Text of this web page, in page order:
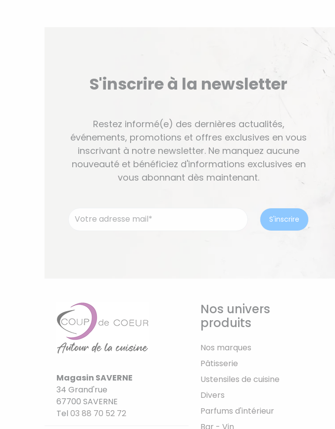
S'inscrire à la newsletter
Restez informé(e) des dernières actualités,
événements, promotions et offres exclusives en vous
inscrivant à notre newsletter. Ne manquez aucune
nouveauté et bénéficiez d'informations exclusives en
vous abonnant dès maintenant.
Magasin SAVERNE
34 Grand'rue
67700 SAVERNE
Tel 03 88 70 52 72
Nos univers
produits
Nos marques
Pâtisserie
Ustensiles de cuisine
Divers
Parfums d'intérieur
Bar - Vin